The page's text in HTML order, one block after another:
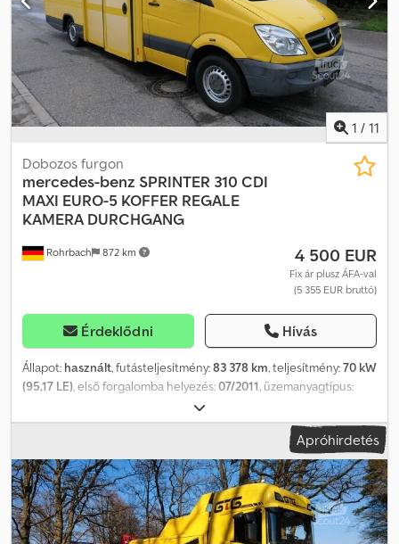
1 / 11
Rohrbach 872 km
Dobozos furgon
mercedes-benz SPRINTER 310 CDI
MAXI EURO-5 KOFFER REGALE
KAMERA DURCHGANG
4 500 EUR
Fix ár plusz ÁFA-val
(5 355 EUR bruttó)
Érdeklődni Hívás
Állapot: használt, futásteljesítmény:83 378 km, teljesítmény:70 kW
(95,17 LE), első forgalomba helyezés:07/2011, üzemanyagtípus:
, maximális teherbírás:
össztömeg:3 500 kg, tengelyelrendezés:4x2, tengelytáv:4 325
, üzemanyag: dízel, szín:
sárga, vezetőfülke:egyéb, hajtástípus:automata, kibocsátási
osztály:Euro 5, felfüggesztés:egyéb, ülések száma:2, teljes hossz:
7 057 mm, Gyártási év:2011, építési magasság:2 690 mm,
Felszereltség:ABS, elektronikus stabilitásprogram (ESP),
fedélzeti számítógép, immobilizerrendszer, kipörgésgátló,
Apróhirdetés